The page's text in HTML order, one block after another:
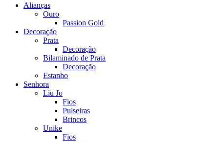
Alianças
Ouro
Passion Gold
Decoração
Prata
Decoração
Bilaminado de Prata
Decoração
Estanho
Senhora
Liu Jo
Fios
Pulseiras
Brincos
Unike
Fios